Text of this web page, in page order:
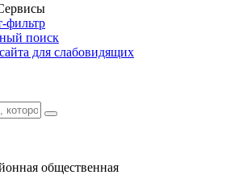
фильтр
поиск
для слабовидящих
общественная